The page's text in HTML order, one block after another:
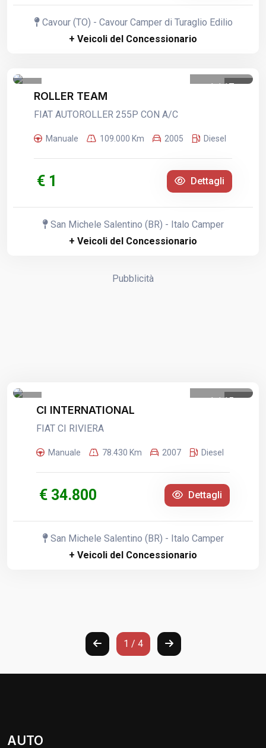
Cavour (TO) - Cavour Camper di Turaglio Edilio
+ Veicoli del Concessionario
1 /17
ROLLER TEAM
FIAT AUTOROLLER 255P CON A/C
Manuale 109.000 Km 2005 Diesel
€ 1 Dettagli
San Michele Salentino (BR) - Italo Camper
+ Veicoli del Concessionario
Pubblicità
1 /15
CI INTERNATIONAL
FIAT CI RIVIERA
Manuale 78.430 Km 2007 Diesel
€ 34.800 Dettagli
San Michele Salentino (BR) - Italo Camper
+ Veicoli del Concessionario
1 / 4
AUTO